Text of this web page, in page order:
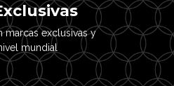
marcas exclusivas y
mundial